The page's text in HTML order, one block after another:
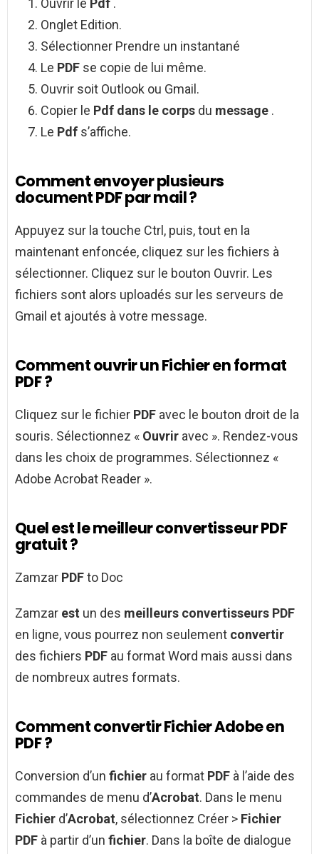
Onglet Edition.
Sélectionner Prendre un instantané
Le PDF se copie de lui même.
Ouvrir soit Outlook ou Gmail.
Copier le Pdf dans le corps du message .
Le Pdf s’affiche.
Comment envoyer plusieurs
document PDF par mail ?
Appuyez sur la touche Ctrl, puis, tout en la
maintenant enfoncée, cliquez sur les fichiers à
sélectionner. Cliquez sur le bouton Ouvrir. Les
fichiers sont alors uploadés sur les serveurs de
Gmail et ajoutés à votre message.
Comment ouvrir un Fichier en format
PDF ?
Cliquez sur le fichier PDF avec le bouton droit de la
souris. Sélectionnez « Ouvrir avec ». Rendez-vous
dans les choix de programmes. Sélectionnez «
Adobe Acrobat Reader ».
Quel est le meilleur convertisseur PDF
gratuit ?
Zamzar PDFto Doc
Zamzar est un des meilleurs convertisseurs PDF
en ligne, vous pourrez non seulement convertir
des fichiers PDF au format Word mais aussi dans
de nombreux autres formats.
Comment convertir Fichier Adobe en
PDF ?
Conversion d’un fichier au format PDF à l’aide des
commandes de menu d’Acrobat. Dans le menu
Fichier d’Acrobat, sélectionnez Créer > Fichier
PDF à partir d’un fichier. Dans la boîte de dialogue